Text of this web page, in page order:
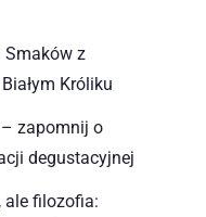
Smaków z
Króliku
zapomnij o
degustacyjnej
ale filozofia: